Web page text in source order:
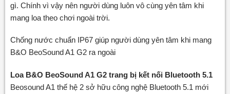
gì. Chính vì vậy nên người dùng luôn vô cùng yên tâm khi
mang loa theo chơi ngoài trời.
Chống nước chuẩn IP67 giúp người dùng yên tâm khi mang
B&O BeoSound A1 G2 ra ngoài
Loa B&O BeoSound A1 G2 trang bị kết nối Bluetooth 5.1
Beosound A1 thế hệ 2 sở hữu công nghệ Bluetooth 5.1 mới